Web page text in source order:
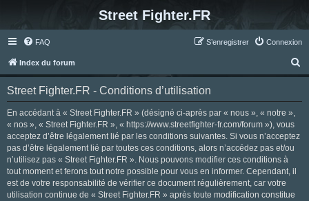
Street Fighter.FR
FAQ Connexion
S’enregistrer
Index du forum
e
Street Fighter.FR - Conditions d’utilisation
En accédant à « Street Fighter.FR » (désigné ci-après par « nous », « notre »,
« nos », « Street Fighter.FR », « https://www.streetfighter-fr.com/forum »), vous
acceptez d’être légalement lié par les conditions suivantes. Si vous n’acceptez
pas d’être légalement lié par toutes ces conditions, alors n’accédez pas et/ou
n’utilisez pas « Street Fighter.FR ». Nous pouvons modifier ces conditions à
tout moment et ferons tout notre possible pour vous en informer. Cependant, il
est de votre responsabilité de vérifier ce document régulièrement, car votre
utilisation continue de « Street Fighter.FR » après toute modification constitue